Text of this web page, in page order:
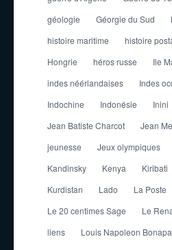
géologie
Géorgie du Sud
histoire maritime
histoire
Hongrie
héros russe Ile
indes néérlandaises
Indes
Indochine
Indonésie Inini
Jean Batiste Charcot
Jean
jeunesse
Jeux olympiques
Kandinsky
Kenya Kiribati
Kurdistan
Lado La Poste
Le 20 centimes Sage
Le
liens
Louis Napoleon